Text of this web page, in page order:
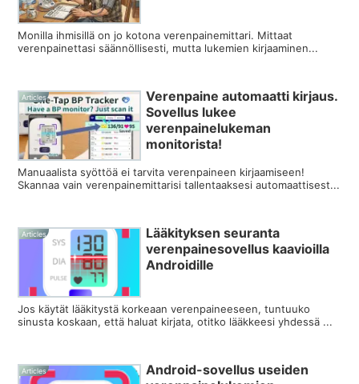
Monilla ihmisillä on jo kotona verenpainemittari. Mittaat
verenpainettasi säännöllisesti, mutta lukemien kirjaaminen...
Articles
Verenpaine automaatti kirjaus.
Sovellus lukee
verenpainelukeman
monitorista!
Manuaalista syöttöä ei tarvita verenpaineen kirjaamiseen!
Skannaa vain verenpainemittarisi tallentaaksesi automaattisest...
Articles
Lääkityksen seuranta
verenpainesovellus kaavioilla
Androidille
Jos käytät lääkitystä korkeaan verenpaineeseen, tuntuuko
sinusta koskaan, että haluat kirjata, otitko lääkkeesi yhdessä ...
Articles
Android-sovellus useiden